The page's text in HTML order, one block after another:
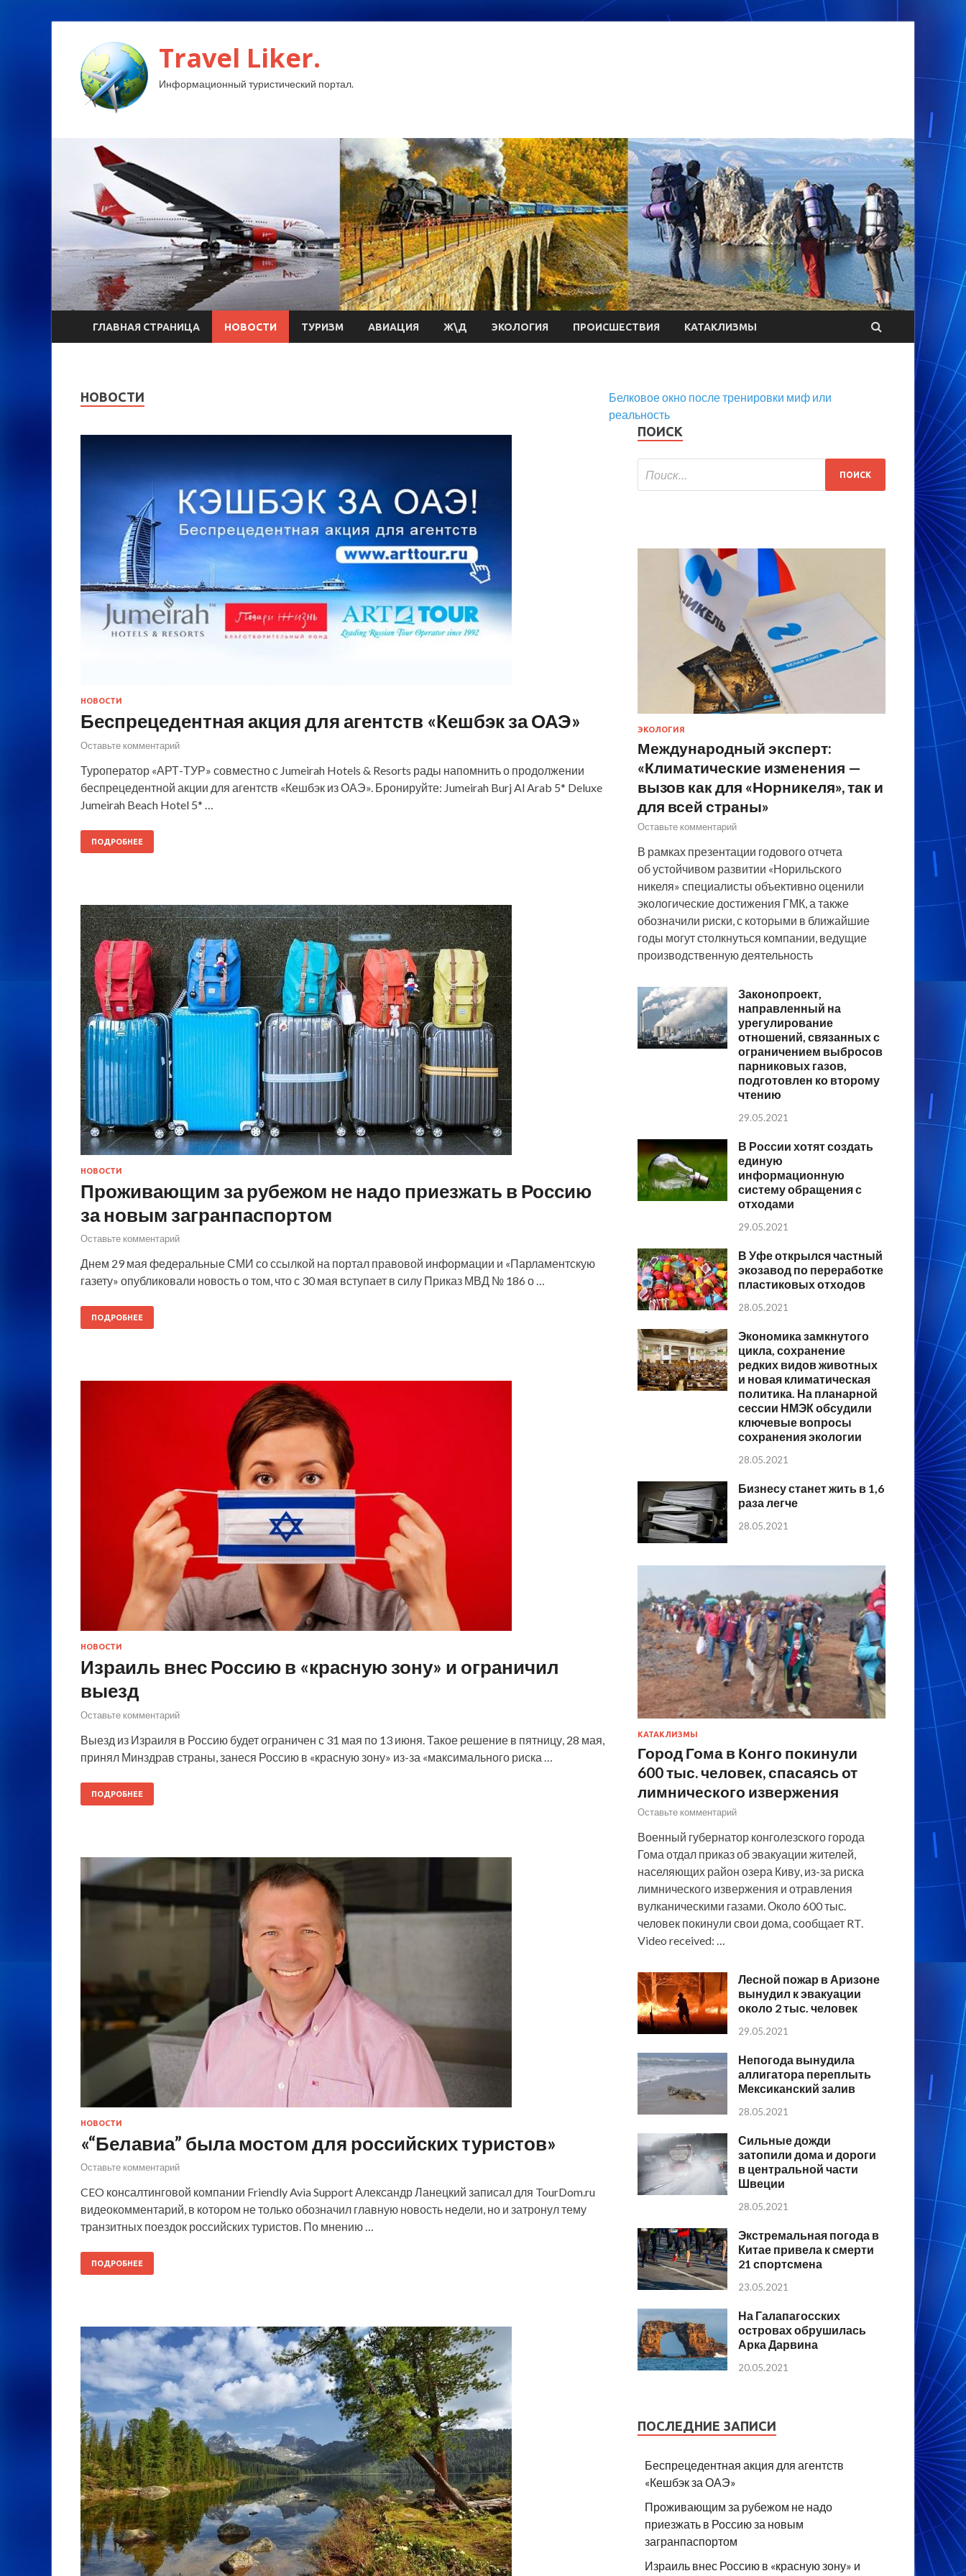
Travel Liker.
Информационный туристический портал.
ГЛАВНАЯ СТРАНИЦА НОВОСТИ ТУРИЗМ АВИАЦИЯ Ж\Д ЭКОЛОГИЯ ПРОИСШЕСТВИЯ КАТАКЛИЗМЫ
НОВОСТИ
НОВОСТИ
Беспрецедентная акция для агентств «Кешбэк за ОАЭ»
Оставьте комментарий
Туроператор «АРТ-ТУР» совместно с Jumeirah Hotels & Resorts рады напомнить о продолжении
беспрецедентной акции для агентств «Кешбэк из ОАЭ». Бронируйте: Jumeirah Burj Al Arab 5* Deluxe
Jumeirah Beach Hotel 5* …
ПОДРОБНЕЕ
НОВОСТИ
Проживающим за рубежом не надо приезжать в Россию
за новым загранпаспортом
Оставьте комментарий
Днем 29 мая федеральные СМИ со ссылкой на портал правовой информации и «Парламентскую
газету» опубликовали новость о том, что с 30 мая вступает в силу Приказ МВД № 186 о …
ПОДРОБНЕЕ
НОВОСТИ
Израиль внес Россию в «красную зону» и ограничил
выезд
Оставьте комментарий
Выезд из Израиля в Россию будет ограничен с 31 мая по 13 июня. Такое решение в пятницу, 28 мая,
принял Минздрав страны, занеся Россию в «красную зону» из-за «максимального риска …
ПОДРОБНЕЕ
НОВОСТИ
«“Белавиа” была мостом для российских туристов»
Оставьте комментарий
CEO консалтинговой компании Friendly Avia Support Александр Ланецкий записал для TourDom.ru
видеокомментарий, в котором не только обозначил главную новость недели, но и затронул тему
транзитных поездок российских туристов. По мнению …
ПОДРОБНЕЕ
Белковое окно после тренировки миф или
реальность
ПОИСК
ЭКОЛОГИЯ
Международный эксперт:
«Климатические изменения —
вызов как для «Норникеля», так и
для всей страны»
Оставьте комментарий
В рамках презентации годового отчета
об устойчивом развитии «Норильского
никеля» специалисты объективно оценили
экологические достижения ГМК, а также
обозначили риски, с которыми в ближайшие
годы могут столкнуться компании, ведущие
производственную деятельность
Законопроект,
направленный на
урегулирование
отношений, связанных с
ограничением выбросов
парниковых газов,
подготовлен ко второму
чтению
29.05.2021
В России хотят создать
единую
информационную
систему обращения с
отходами
29.05.2021
В Уфе открылся частный
экозавод по переработке
пластиковых отходов
28.05.2021
Экономика замкнутого
цикла, сохранение
редких видов животных
и новая климатическая
политика. На планарной
сессии НМЭК обсудили
ключевые вопросы
сохранения экологии
28.05.2021
Бизнесу станет жить в 1,6
раза легче
28.05.2021
КАТАКЛИЗМЫ
Город Гома в Конго покинули
600 тыс. человек, спасаясь от
лимнического извержения
Оставьте комментарий
Военный губернатор конголезского города
Гома отдал приказ об эвакуации жителей,
населяющих район озера Киву, из-за риска
лимнического извержения и отравления
вулканическими газами. Около 600 тыс.
человек покинули свои дома, сообщает RT.
Video received: …
Лесной пожар в Аризоне
вынудил к эвакуации
около 2 тыс. человек
29.05.2021
Непогода вынудила
аллигатора переплыть
Мексиканский залив
28.05.2021
Сильные дожди
затопили дома и дороги
в центральной части
Швеции
28.05.2021
Экстремальная погода в
Китае привела к смерти
21 спортсмена
23.05.2021
На Галапагосских
островах обрушилась
Арка Дарвина
20.05.2021
ПОСЛЕДНИЕ ЗАПИСИ
Беспрецедентная акция для агентств
«Кешбэк за ОАЭ»
Проживающим за рубежом не надо
приезжать в Россию за новым
загранпаспортом
Израиль внес Россию в «красную зону» и